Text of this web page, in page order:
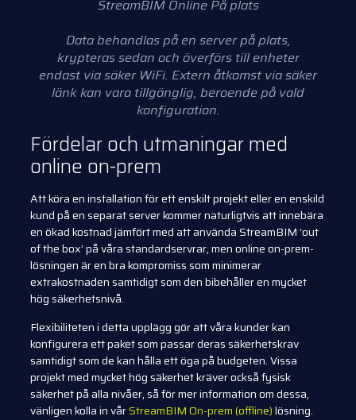
StreamBIM Online På plats
Data behandlas på en server på plats,
krypteras sedan och överförs till enheter
endast via säker WiFi. Extern åtkomst via säker
länk kan vara tillgänglig, beroende på vald
konfiguration.
Fördelar och utmaningar med
online on-prem
Att köra en installation för ett enskilt projekt eller en enskild
kund på en separat server kommer naturligtvis att innebära
en ökad kostnad jämfört med att använda StreamBIM ‘out
of the box’ på våra standardservrar, men online on-prem-
lösningen är en bra kompromiss som minimerar
extrakostnaden samtidigt som den bibehåller en mycket
hög säkerhetsnivå.
Flexibiliteten i detta upplägg gör att våra kunder kan
konfigurera ett paket som passar deras säkerhetskrav
samtidigt som de kan hålla ett öga på budgeten. Vissa
projekt med mycket hög säkerhet kräver också fysisk
säkerhet på alla nivåer, så för mer information om dessa,
vänligen kolla in vårStreamBIM On-prem (offline)lösning.